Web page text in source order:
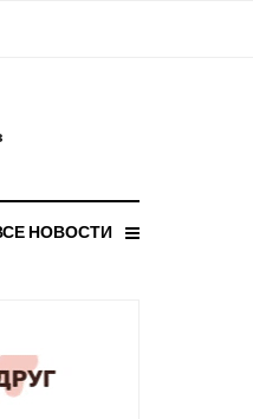
НОВОСТИ